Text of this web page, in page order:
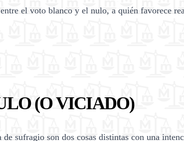
el voto blanco y el nulo, a quién favorece
(O VICIADO)
sufragio son dos cosas distintas con una